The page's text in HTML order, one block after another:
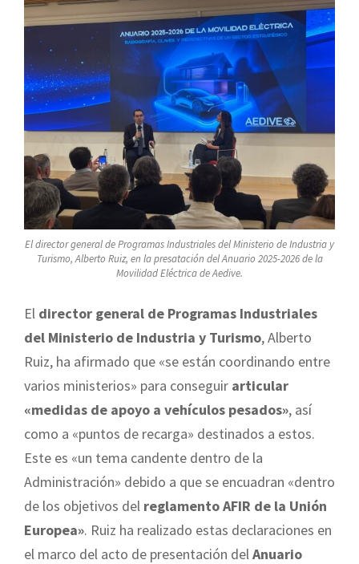
El director general de Programas Industriales del Ministerio de Industria y
Turismo, Alberto Ruiz, en la presatación del Anuario 2025-2026 de la
Movilidad Eléctrica de Aedive.
El director general de Programas Industriales
del Ministerio de Industria y Turismo, Alberto
Ruiz, ha afirmado que «se están coordinando entre
varios ministerios» para conseguir articular
«medidas de apoyo a vehículos pesados», así
como a «puntos de recarga» destinados a estos.
Este es «un tema candente dentro de la
Administración» debido a que se encuadran «dentro
de los objetivos del reglamento AFIR de la Unión
Europea». Ruiz ha realizado estas declaraciones en
el marco del acto de presentación delAnuario